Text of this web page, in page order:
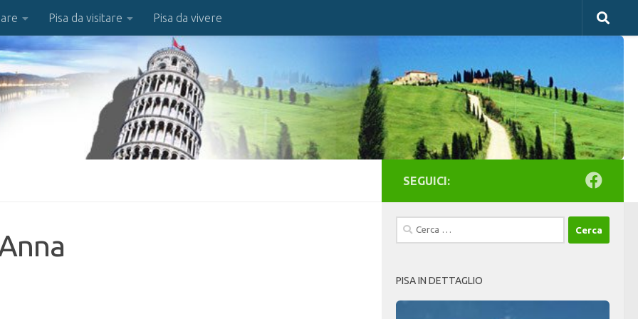
Pisa da visitare Pisa da vivere
SEGUICI:
Ricerca
per:
PISA IN DETTAGLIO